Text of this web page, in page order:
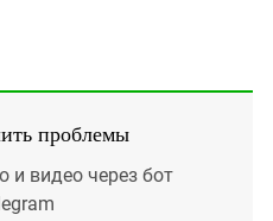
проблемы
и видео через бот